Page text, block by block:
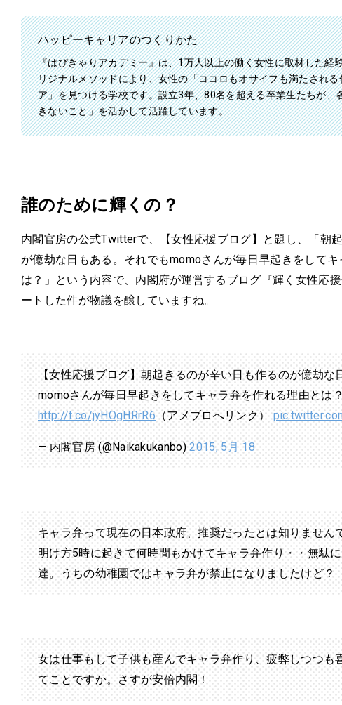
ハッピーキャリアのつくりかた
『はぴきゃりアカデミー』は、1万人以上の働く女性に取材した経
リジナルメソッドにより、女性の「ココロもオサイフも満たされ
ア」を見つける学校です。設立3年、80名を超える卒業生たちが、
きないこと」を活かして活躍しています。
誰のために輝くの？
内閣官房の公式Twitterで、【女性応援ブログ】と題し、「朝
が億劫な日もある。それでもmomoさんが毎日早起きをしてキ
は？」という内容で、内閣府が運営するブログ『輝く女性応
ートした件が物議を醸していますね。
【女性応援ブログ】朝起きるのが辛い日も作るのが億劫な
momoさんが毎日早起きをしてキャラ弁を作れる理由とは
http://t.co/jyHOgHRrR6（アメブロへリンク）
— 内閣官房 (@Naikakukanbo)2015, 5月 18
キャラ弁って現在の日本政府、推奨だったとは知りません
明け方5時に起きて何時間もかけてキャラ弁作り・・無駄
達。うちの幼稚園ではキャラ弁が禁止になりましたけど？
女は仕事もして子供も産んでキャラ弁作り、疲弊しつつも
てことですか。さすが安倍内閣！